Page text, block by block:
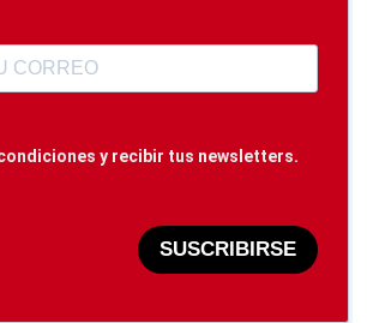
y recibir tus newsletters.
SUSCRIBIRSE